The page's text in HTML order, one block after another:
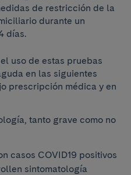
de restricción de la
durante un
días.
uso de estas pruebas
en las siguientes
prescripción médica y en
tanto grave como no
casos COVID19 positivos
sintomatología